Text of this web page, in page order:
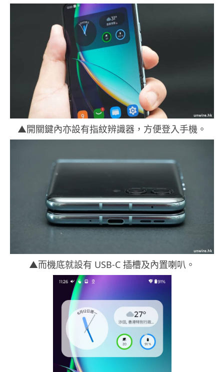
▲開關鍵內亦設有指紋辨識器，方便登入手機。
▲而機底就設有 USB-C 插槽及內置喇叭。